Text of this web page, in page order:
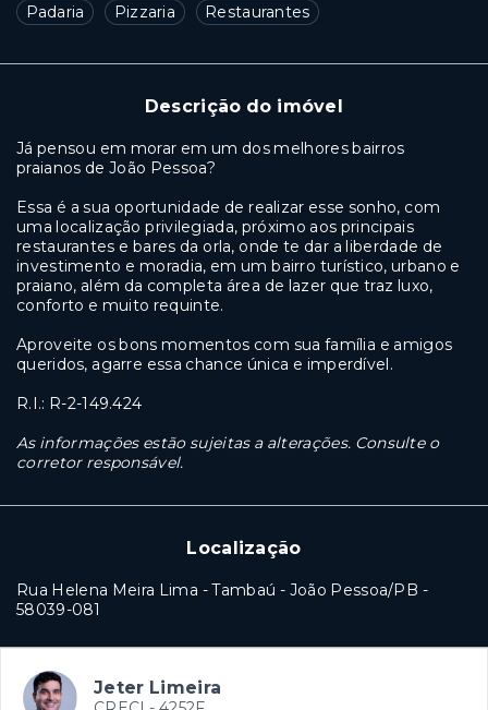
Padaria
Pizzaria Restaurantes
Descrição do imóvel
Já pensou em morar em um dos melhores bairros
praianos de João Pessoa?
Essa é a sua oportunidade de realizar esse sonho, com
uma localização privilegiada, próximo aos principais
restaurantes e bares da orla, onde te dar a liberdade de
investimento e moradia, em um bairro turístico, urbano e
praiano, além da completa área de lazer que traz luxo,
conforto e muito requinte.
Aproveite os bons momentos com sua família e amigos
queridos, agarre essa chance única e imperdível.
R.I.: R-2-149.424
As informações estão sujeitas a alterações. Consulte o
corretor responsável.
Localização
Rua Helena Meira Lima - Tambaú - João Pessoa/PB -
58039-081
Jeter Limeira